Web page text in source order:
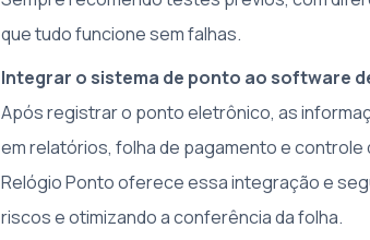
que tudo funcione sem falhas.
Integrar o sistema de ponto ao software
Após registrar o ponto eletrônico, as
em relatórios, folha de pagamento e controle
Relógio Ponto oferece essa integração e
riscos e otimizando a conferência da folha.